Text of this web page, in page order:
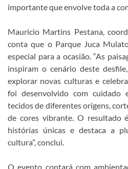
importante que envolve toda a
Mauricio Martins Pestana,
conta que o Parque Juca
especial para a ocasião. “As
inspiram o cenário deste
explorar novas culturas e
foi desenvolvido com cuidado
tecidos de diferentes origens,
de cores vibrante. O resultado
histórias únicas e destaca a
cultura”, conclui.
O evento contará com